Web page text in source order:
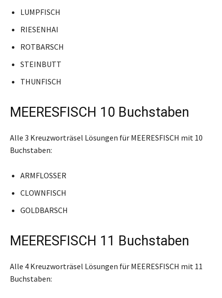
LUMPFISCH
RIESENHAI
ROTBARSCH
STEINBUTT
THUNFISCH
MEERESFISCH 10 Buchstaben
Alle 3 Kreuzworträsel Lösungen für MEERESFISCH mit 10
Buchstaben:
ARMFLOSSER
CLOWNFISCH
GOLDBARSCH
MEERESFISCH 11 Buchstaben
Alle 4 Kreuzworträsel Lösungen für MEERESFISCH mit 11
Buchstaben: